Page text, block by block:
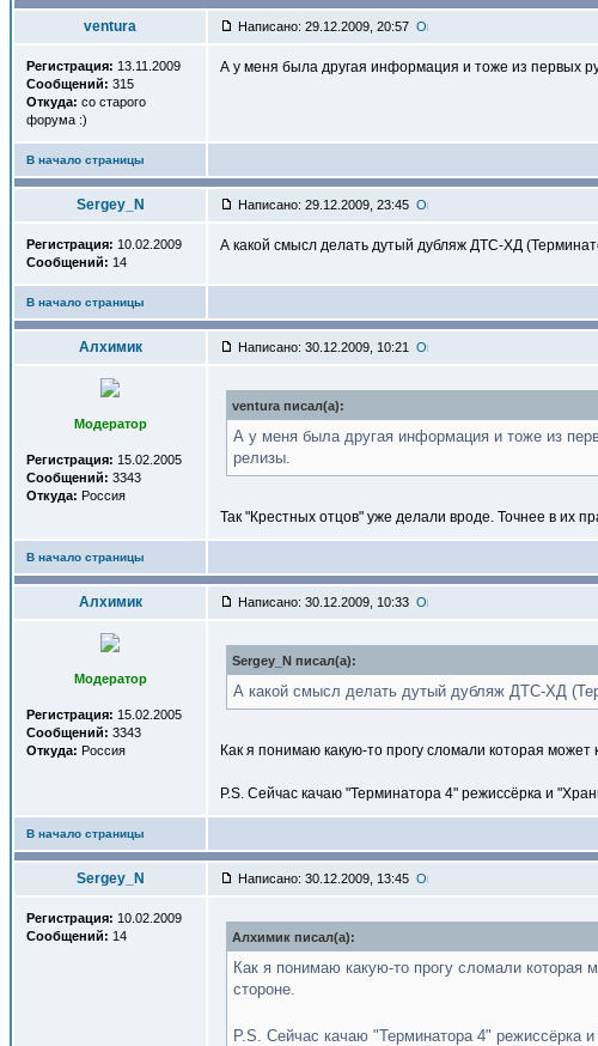
ventura Написано: 29.12.2009, 20:57
Регистрация: 13.11.2009
Сообщений: 315
Откуда: со старого
форума :)
А у меня была другая информация и тоже из первых
В начало страницы
Sergey_N Написано: 29.12.2009, 23:45
Регистрация: 10.02.2009
Сообщений: 14
А какой смысл делать дутый дубляж ДТС-ХД
В начало страницы
Алхимик Написано: 30.12.2009, 10:21
Модератор
Регистрация: 15.02.2005
Сообщений: 3343
Откуда: Россия
ventura писал(a):
А у меня была другая информация и тоже из
релизы.
Так "Крестных отцов" уже делали вроде. Точнее в их
В начало страницы
Алхимик Написано: 30.12.2009, 10:33
Модератор
Регистрация: 15.02.2005
Сообщений: 3343
Откуда: Россия
Sergey_N писал(a):
А какой смысл делать дутый дубляж ДТС-ХД
Как я понимаю какую-то прогу сломали которая
P.S. Сейчас качаю "Терминатора 4" режиссёрка и
В начало страницы
Sergey_N Написано: 30.12.2009, 13:45
Регистрация: 10.02.2009
Сообщений: 14 Алхимик писал(a):
Как я понимаю какую-то прогу сломали которая
стороне.
P.S. Сейчас качаю "Терминатора 4" режиссёрка